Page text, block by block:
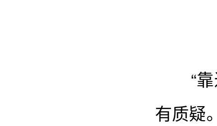
“靠
有质疑